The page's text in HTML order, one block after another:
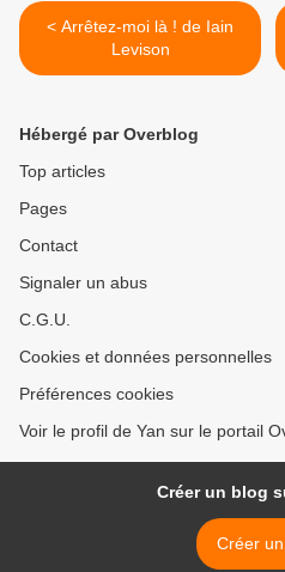
< Arrêtez-moi là ! de Iain
Levison
Hébergé par Overblog
Top articles
Pages
Contact
Signaler un abus
C.G.U.
Cookies et données personnelles
Préférences cookies
Voir le profil de Yan sur le portail
Créer un blog
Créer